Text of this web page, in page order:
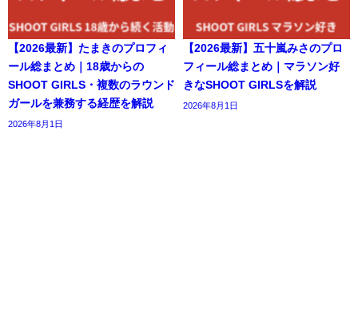
【2026最新】たまきのプロフィ
ール総まとめ｜18歳からの
SHOOT GIRLS・複数のラウンド
ガールを兼務する経歴を解説
2026年8月1日
【2026最新】五十嵐みさのプロ
フィール総まとめ｜マラソン好
きなSHOOT GIRLSを解説
2026年8月1日